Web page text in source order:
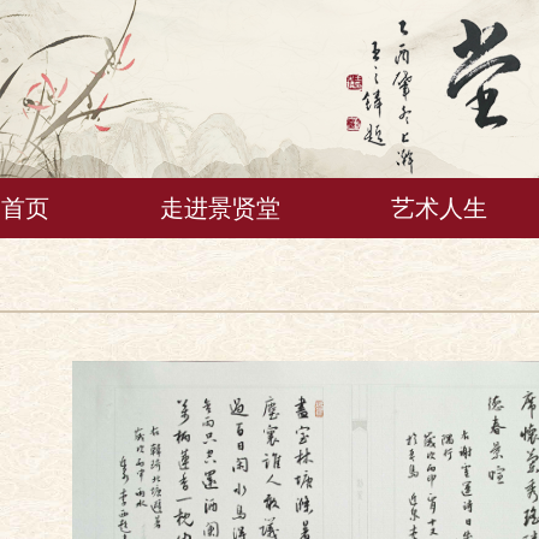
首页 走进景贤堂 艺术人生